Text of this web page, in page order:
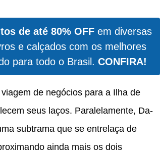
de até 80% OFFem diversas
e calçados com os melhores
para todo o Brasil. CONFIRA!
de negócios para a Ilha de
seus laços. Paralelamente, Da-
subtrama que se entrelaça de
ainda mais os dois